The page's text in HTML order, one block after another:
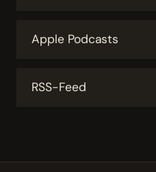
Apple Podcasts
RSS-Feed